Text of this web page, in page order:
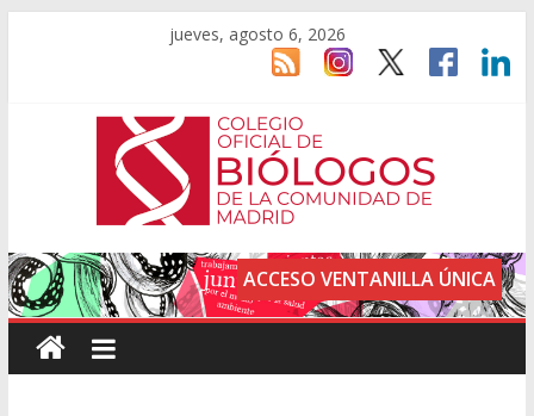
jueves, agosto 6, 2026
ACCESO VENTANILLA ÚNICA